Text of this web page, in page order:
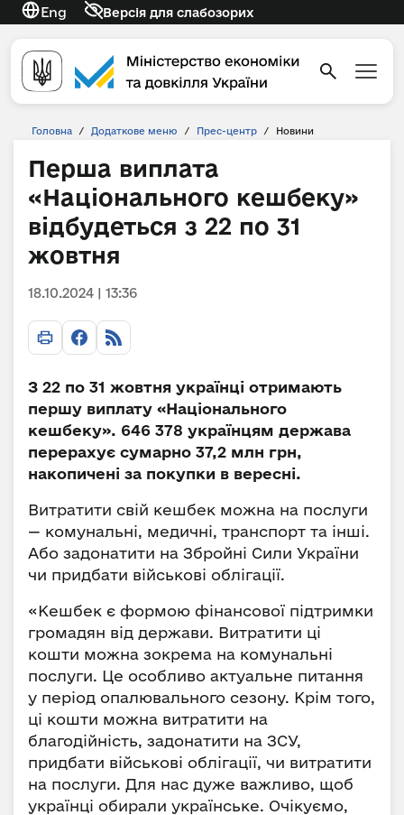
Eng Версія для слабозорих
Головна / Додаткове меню / Прес-центр / Новини
Перша виплата
«Національного кешбеку»
відбудеться з 22 по 31
жовтня
18.10.2024 | 13:36
З 22 по 31 жовтня українці отримають
першу виплату «Національного
кешбеку». 646 378 українцям держава
перерахує сумарно 37,2 млн грн,
накопичені за покупки в вересні.
Витратити свій кешбек можна на послуги
— комунальні, медичні, транспорт та інші.
Або задонатити на Збройні Сили України
чи придбати військові облігації.
«Кешбек є формою фінансової підтримки
громадян від держави. Витратити ці
кошти можна зокрема на комунальні
послуги. Це особливо актуальне питання
у період опалювального сезону. Крім того,
ці кошти можна витратити на
благодійність, задонатити на ЗСУ,
придбати військові облігації, чи витратити
на послуги. Для нас дуже важливо, щоб
українці обирали українське. Очікуємо,